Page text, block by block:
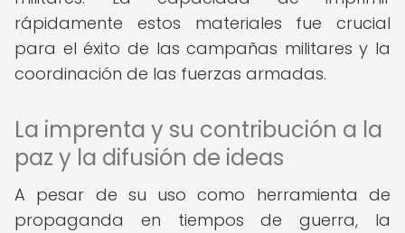
rápidamente estos materiales fue crucial
para el éxito de las campañas militares y la
coordinación de las fuerzas armadas.
La imprenta y su contribución a la
paz y la difusión de ideas
A pesar de su uso como herramienta de
propaganda en tiempos de guerra, la